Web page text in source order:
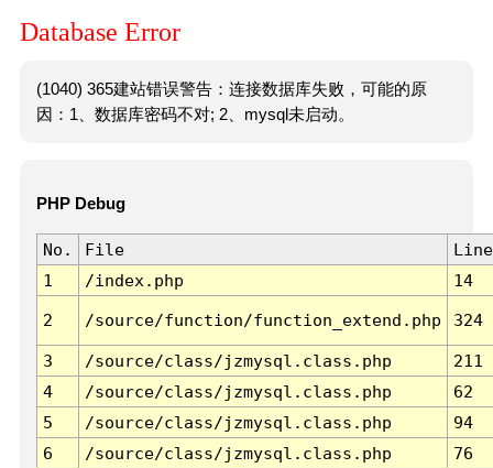
Database Error
(1040) 365建站错误警告：连接数据库失败，可能的原
因：1、数据库密码不对; 2、mysql未启动。
PHP Debug
No. File
Line
1
/index.php 14
2 /source/function/function_extend.php 324
3 /source/class/jzmysql.class.php
211
4
/source/class/jzmysql.class.php
62
5
/source/class/jzmysql.class.php
94
6
/source/class/jzmysql.class.php 76